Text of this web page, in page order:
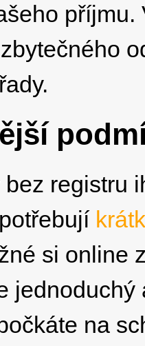
registru
si online
na